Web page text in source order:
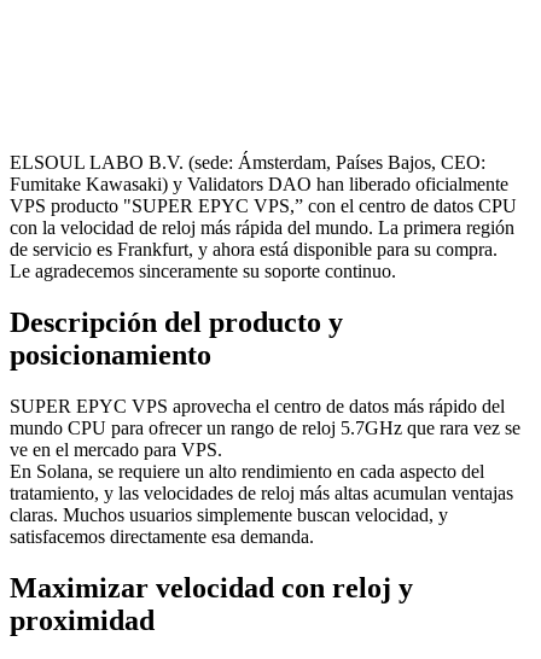
ELSOUL LABO B.V. (sede: Ámsterdam, Países Bajos, CEO:
Fumitake Kawasaki) y Validators DAO han liberado oficialmente
VPS producto "SUPER EPYC VPS,” con el centro de datos CPU
con la velocidad de reloj más rápida del mundo. La primera región
de servicio es Frankfurt, y ahora está disponible para su compra.
Le agradecemos sinceramente su soporte continuo.
Descripción del producto y
posicionamiento
SUPER EPYC VPS aprovecha el centro de datos más rápido del
mundo CPU para ofrecer un rango de reloj 5.7GHz que rara vez se
ve en el mercado para VPS.
En Solana, se requiere un alto rendimiento en cada aspecto del
tratamiento, y las velocidades de reloj más altas acumulan ventajas
claras. Muchos usuarios simplemente buscan velocidad, y
satisfacemos directamente esa demanda.
Maximizar velocidad con reloj y
proximidad